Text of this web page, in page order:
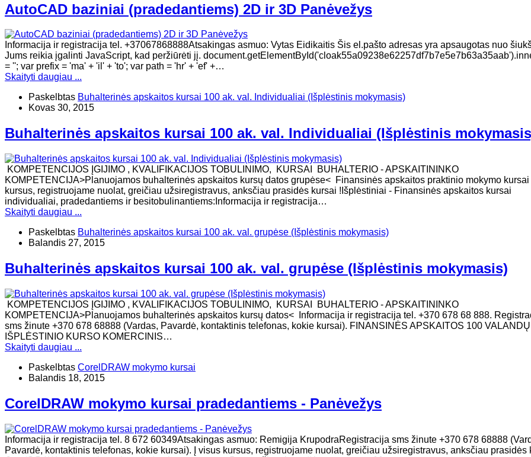
AutoCAD baziniai (pradedantiems) 2D ir 3D Panėvežys
Informacija ir registracija tel. +37067868888Atsakingas asmuo: Vytas Eidikaitis Šis el.pašto adresas yra apsaugotas nuo
Jums reikia įgalinti JavaScript, kad peržiūrėti jį.
= ''; var prefix = 'ma' + 'il' + 'to'; var path = 'hr' + 'ef' +…
Skaityti daugiau ...
Paskelbtas Buhalterinės apskaitos kursai 100 ak. val. Individualiai (Išplėstinis mokymasis)
Kovas 30, 2015
Buhalterinės apskaitos kursai 100 ak. val. Individualiai (Išplėstinis
KOMPETENCIJOS ĮGIJIMO , KVALIFIKACIJOS TOBULINIMO, KURSAI BUHALTERIO - APSKAITININKO
KOMPETENCIJA>Planuojamos buhalterinės apskaitos kursų datos grupėse< Finansinės apskaitos praktinio mokymo kursai
kursus, registruojame nuolat, greičiau užsiregistravus, anksčiau prasidės kursai !Išplėstiniai - Finansinės apskaitos kursai
individualiai, pradedantiems ir besitobulinantiems:Informacija ir registracija…
Skaityti daugiau ...
Paskelbtas Buhalterinės apskaitos kursai 100 ak. val. grupėse (Išplėstinis mokymasis)
Balandis 27, 2015
Buhalterinės apskaitos kursai 100 ak. val. grupėse (Išplėstinis mokymasis)
KOMPETENCIJOS ĮGIJIMO , KVALIFIKACIJOS TOBULINIMO, KURSAI BUHALTERIO - APSKAITININKO
KOMPETENCIJA>Planuojamos buhalterinės apskaitos kursų datos< Informacija ir registracija tel. +370 678 68 888.
sms žinute +370 678 68888 (Vardas, Pavardė, kontaktinis telefonas, kokie kursai). FINANSINĖS APSKAITOS 100 VALANDŲ
IŠPLĖSTINIO KURSO KOMERCINIS…
Skaityti daugiau ...
Paskelbtas CorelDRAW mokymo kursai
Balandis 18, 2015
CorelDRAW mokymo kursai pradedantiems - Panėvežys
Informacija ir registracija tel. 8 672 60349Atsakingas asmuo: Remigija KrupodraRegistracija sms žinute +370 678 68888
Pavardė, kontaktinis telefonas, kokie kursai). Į visus kursus, registruojame nuolat, greičiau užsiregistravus, anksčiau prasidės